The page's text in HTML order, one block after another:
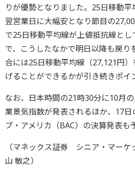
りが優勢となりました。25日移動
翌営業日に大幅安となり節目の
で25日移動平均線が上値抵抗線とし
で、こうしたなかで明日以降も戻り
合には25日移動平均線（27,121円
げることができるかが引き続きポイ
なお、日本時間の21時30分に10月
業景気指数が発表されるほか、17
ブ・アメリカ（BAC）の決算発表も
（マネックス証券 シニア・マー
山 敏之）